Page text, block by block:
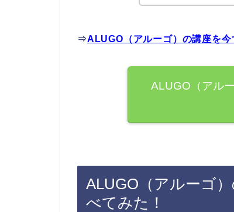
⇒ALUGO（アルーゴ）の講座を
ALUGO（アル
ALUGO（アルーゴ
べてみた！